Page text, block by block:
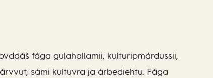
fága gulahallamii, kulturipmárdussii,
sámi kultuvra ja árbediehtu. Fága